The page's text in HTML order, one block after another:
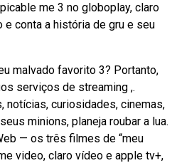
me 3 no globoplay, claro
conta a história de gru e seu
malvado favorito 3? Portanto,
serviços de streaming ,.
notícias, curiosidades, cinemas,
minions, planeja roubar a lua.
— os três filmes de “meu
video, claro vídeo e apple tv+,